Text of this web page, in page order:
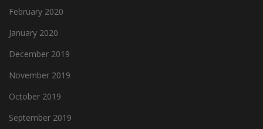
February 2020
January 2020
December 2019
November 2019
October 2019
September 2019